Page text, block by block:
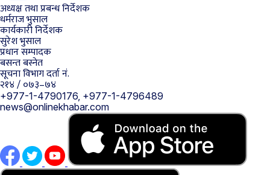
अध्यक्ष तथा प्रबन्ध निर्देशक
धर्मराज भुसाल
कार्यकारी निर्देशक
सुरेश भुसाल
प्रधान सम्पादक
बसन्त बस्नेत
सूचना विभाग दर्ता नं.
२१४ / ०७३–७४
+977-1-4790176, +977-1-4796489
news@onlinekhabar.com